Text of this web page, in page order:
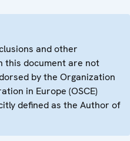
and other
this document are not
by the Organization
in Europe (OSCE)
defined as the Author of